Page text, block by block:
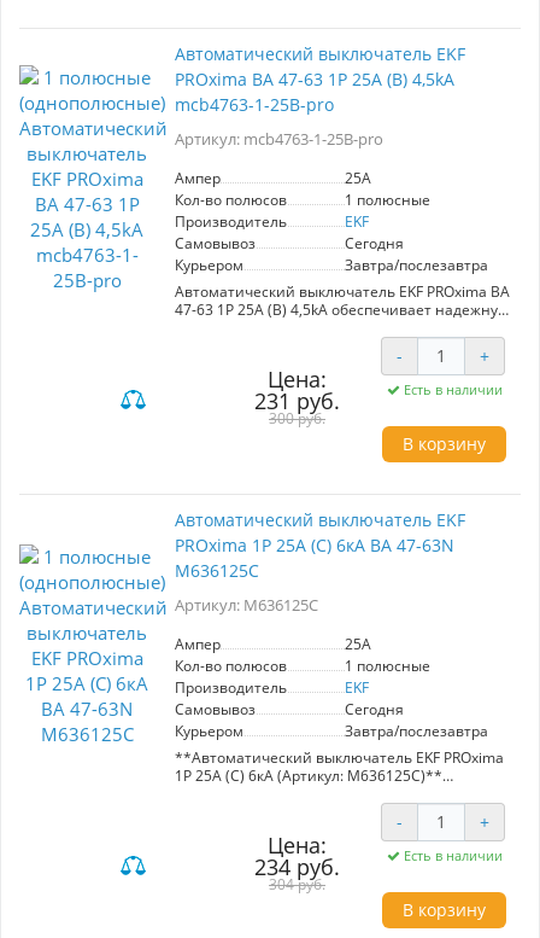
монтаж на DIN-рейку благодаря
двухпозиционному зажиму.
Автоматический выключатель EKF
PROxima ВА 47-63 1P 25А (B) 4,5kA
mcb4763-1-25B-pro
Артикул: mcb4763-1-25B-pro
Ампер
25A
Кол-во полюсов
1 полюсные
Производитель
EKF
Самовывоз
Сегодня
Курьером
Завтра/послезавтра
Автоматический выключатель EKF PROxima ВА
47-63 1P 25А (B) 4,5kA обеспечивает надежную
коротких замыканий. Подходит для
использования в административных,
промышленных и жилых зданиях.
Номинальный ток 25А, однофазное
исполнение. Компактный и эффективный
инструмент для управления электрическими
Цена:
231 руб.
300 руб.
- +
Есть в наличии
В корзину
Автоматический выключатель EKF
PROxima 1P 25А (C) 6кА ВА 47-63N
M636125C
Артикул: M636125C
Ампер
25A
Кол-во полюсов
1 полюсные
Производитель
EKF
Самовывоз
Сегодня
Курьером
Завтра/послезавтра
**Автоматический выключатель EKF PROxima
1P 25А (C) 6кА (Артикул: M636125C)**
Автоматический выключатель EKF PROxima 1P
25А (C) 6кА – надежное решение для защиты
электрических цепей. Обновленная модель ВА
47-63N сочетает в себе высокую
эффективность и современный дизайн.
Цена:
234 руб.
304 руб.
- +
Есть в наличии
В корзину